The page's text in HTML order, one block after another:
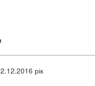
рік